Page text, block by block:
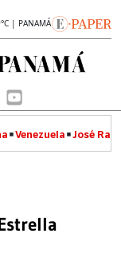
| PANAMÁ
Venezuela José